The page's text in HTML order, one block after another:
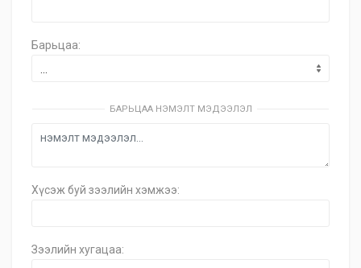
Барьцаа:
БАРЬЦАА НЭМЭЛТ МЭДЭЭЛЭЛ
Хүсэж буй зээлийн хэмжээ:
Зээлийн хугацаа: